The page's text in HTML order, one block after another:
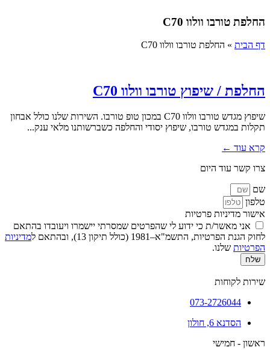
החלפת טורבו וולוו C70
דף הבית » החלפת טורבו וולוו C70
החלפת / שיפוץ טורבו וולוו C70
שיפוץ מגדש טורבו וולוו C70 במכון טופ טורבו. השירות שלנו כולל אבחון
תקלות במגדש טורבו, שיפוץ יסודי והחלפה כשברשותנו מלאי ענק...
קרא עוד ←
צרו קשר עוד היום
שם
טלפון
אישור מדיניות פרטיות
אני מאשר/ת כי ידוע לי שהפרטים שמסרתי יישמרו ויעובדו בהתאם
לחוק הגנת הפרטיות, התשמ"א–1981 (כולל תיקון 13), ובהתאם ל
מדיניות
הפרטיות שלנו.
שלח
שירות לקוחות
073-2726044
הסדנא 6, חולון
ראשון - חמישי